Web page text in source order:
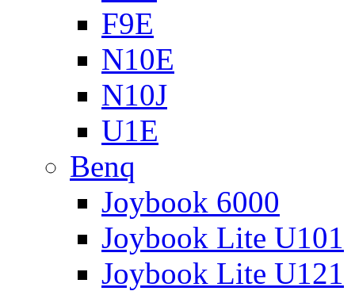
F9E
N10E
N10J
U1E
Benq
Joybook 6000
Joybook Lite U101
Joybook Lite U121